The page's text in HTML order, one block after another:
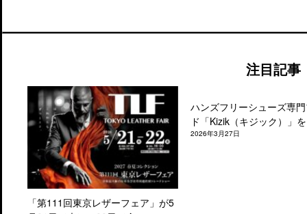
注目記事
「第111回東京レザーフェア」が5
ハンズフリーシューズ専
ド「Kizik（キジック）」
2026年3月27日